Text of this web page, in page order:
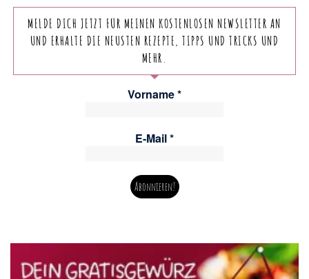
MELDE DICH JETZT FÜR MEINEN KOSTENLOSEN NEWSLETTER AN
UND ERHALTE DIE NEUSTEN REZEPTE, TIPPS UND TRICKS UND
MEHR.
Vorname*
E-Mail*